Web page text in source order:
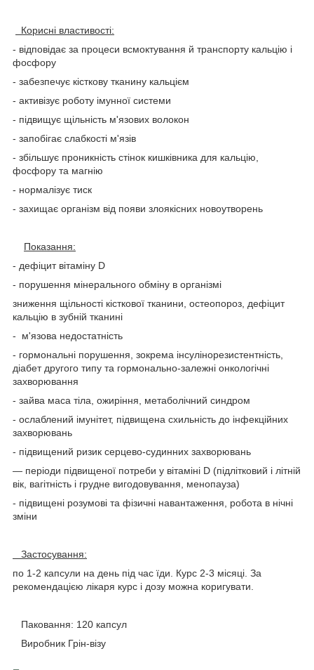
Корисні властивості:
- відповідає за процеси всмоктування й транспорту кальцію і
фосфору
- забезпечує кісткову тканину кальцієм
- активізує роботу імунної системи
- підвищує щільність м'язових волокон
- запобігає слабкості м'язів
- збільшує проникність стінок кишківника для кальцію,
фосфору та магнію
- нормалізує тиск
- захищає організм від появи злоякісних новоутворень
Показання:
- дефіцит вітаміну D
- порушення мінерального обміну в організмі
зниження щільності кісткової тканини, остеопороз, дефіцит
кальцію в зубній тканині
- м'язова недостатність
- гормональні порушення, зокрема інсулінорезистентність,
діабет другого типу та гормонально-залежні онкологічні
захворювання
- зайва маса тіла, ожиріння, метаболічний синдром
- ослаблений імунітет, підвищена схильність до інфекційних
захворювань
- підвищений ризик серцево-судинних захворювань
— періоди підвищеної потреби у вітаміні D (підлітковий і літній
вік, вагітність і грудне вигодовування, менопауза)
- підвищені розумові та фізичні навантаження, робота в нічні
зміни
Застосування:
по 1-2 капсули на день під час їди. Курс 2-3 місяці. За
рекомендацією лікаря курс і дозу можна коригувати.
Паковання: 120 капсул
Виробник Грін-візу